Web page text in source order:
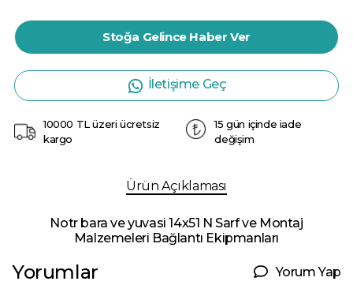
Stoğa Gelince Haber Ver
İletişime Geç
10000 TL üzeri ücretsiz
kargo
15 gün içinde iade
değişim
Ürün Açıklaması
Notr bara ve yuvasi 14x51 N Sarf ve Montaj
Malzemeleri Bağlantı Ekipmanları
Yorumlar Yorum Yap